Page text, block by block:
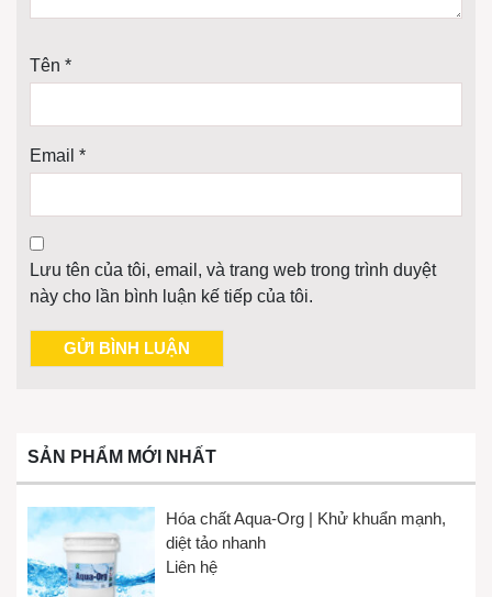
Tên *
Email *
Lưu tên của tôi, email, và trang web trong trình duyệt
này cho lần bình luận kế tiếp của tôi.
SẢN PHẨM MỚI NHẤT
Hóa chất Aqua-Org | Khử khuẩn mạnh,
diệt tảo nhanh
Liên hệ